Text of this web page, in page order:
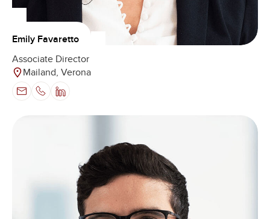
Emily Favaretto
Associate Director
Mailand, Verona